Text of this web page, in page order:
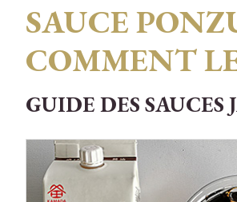
SAUCE
COMMENT
GUIDE DES SAUCES